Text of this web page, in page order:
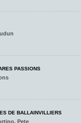
PASSIONS
DE BALLAINVILLIERS
Pete